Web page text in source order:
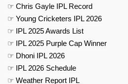
☞ Chris Gayle IPL Record
☞ Young Cricketers IPL 2026
☞ IPL 2025 Awards List
☞ IPL 2025 Purple Cap Winner
☞ Dhoni IPL 2026
☞ IPL 2026 Schedule
☞ Weather Report IPL